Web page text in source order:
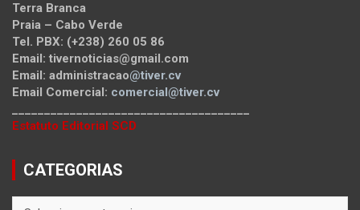
Terra Branca
Praia – Cabo Verde
Tel. PBX: (+238) 260 05 86
Email: tivernoticias@gmail.com
Email: administracao@tiver.cv
Email Comercial: comercial@tiver.cv
Estatuto Editorial SCD
CATEGORIAS